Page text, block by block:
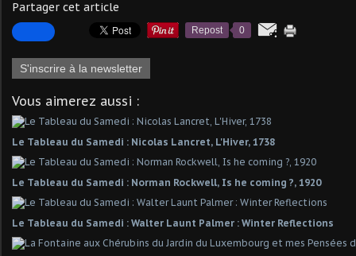
Partager cet article
Repost 0
S'inscrire à la newsletter
Vous aimerez aussi :
Le Tableau du Samedi : Nicolas Lancret, L'Hiver, 1738
Le Tableau du Samedi : Norman Rockwell, Is he coming ?, 1920
Le Tableau du Samedi : Walter Launt Palmer : Winter Reflections